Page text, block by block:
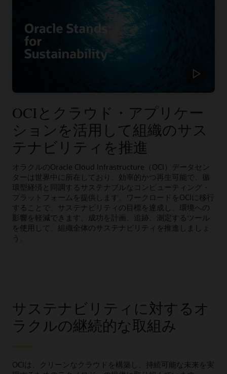
OCIとクラウド・アプリケー
ションを活用して組織のサス
テナビリティを推進
オラクルのOracle Cloud Infrastructure（OCI）データセン
ターは世界中に所在しており、効率的かつ再生可能で、循
環型経済と同調するサステナブルなコンピューティング・
プラットフォームを提供します。ワークロードをOCIに移行
することで、サステナビリティの目標を達成し、環境への
影響を軽減できます。成功を計画、追跡、測定するツール
を使用して、組織全体のサステナビリティを推進しましょ
う。
サステナビリティに対するオ
ラクルの継続的な取組み
OCIは、クリーンなクラウドを構築し、持続可能な未来を実